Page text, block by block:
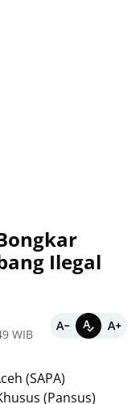
Ilegal
WIB
(SAPA)
(Pansus)